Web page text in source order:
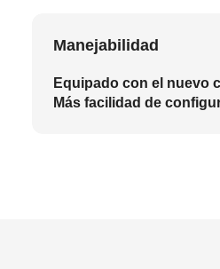
Manejabilidad
Equipado con el nuevo
Más facilidad de